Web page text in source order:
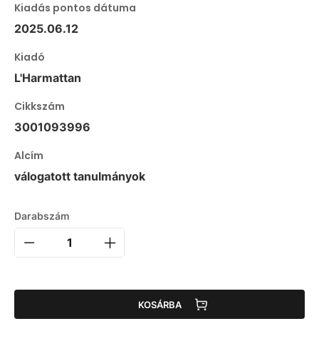
Kiadás pontos dátuma
2025.06.12
Kiadó
L'Harmattan
Cikkszám
3001093996
Alcím
válogatott tanulmányok
Darabszám
KOSÁRBA